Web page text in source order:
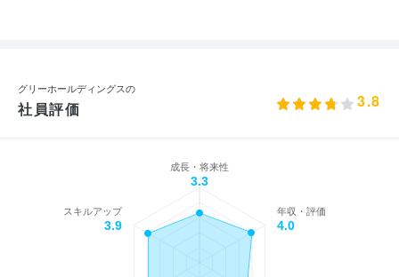
グリーホールディングスの
社員評価 3.8
成長・将来性
3.3
年収・評価
4.0
スキルアップ
3.9